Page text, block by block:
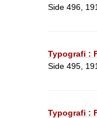
Side 496,
Typografi :
Side 495,
Typografi :